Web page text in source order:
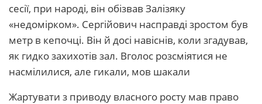
сесії, при народі, він обізвав Залізяку
«недомірком». Сергійович насправді зростом був
метр в кепочці. Він й досі навіснів, коли згадував,
як гидко захихотів зал. Вголос розсміятися не
насмілилися, але гикали, мов шакали
Жартувати з приводу власного росту мав право